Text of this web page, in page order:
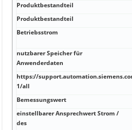
Produktbestandteil
Produktbestandteil
Betriebsstrom
nutzbarer Speicher für
Anwenderdaten
https://
1/all
Bemessungswert
einstellbarer Ansprechwert Strom /
des